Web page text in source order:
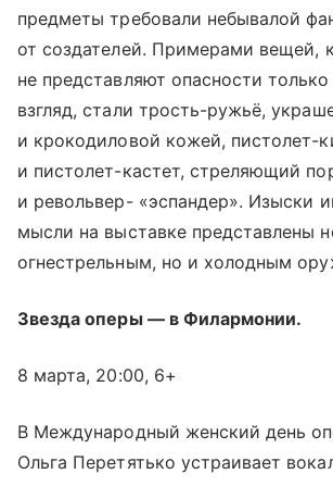
предметы требовали небывалой
от создателей. Примерами вещей,
не представляют опасности
взгляд, стали трость-ружьё,
и крокодиловой кожей, пистолет-
и пистолет-кастет, стреляющий
и револьвер- «эспандер». Изыски
мысли на выставке представлены
огнестрельным, но и холодным
Звезда оперы — в Филармонии.
8 марта, 20:00, 6+
В Международный женский день
Ольга Перетятько устраивает